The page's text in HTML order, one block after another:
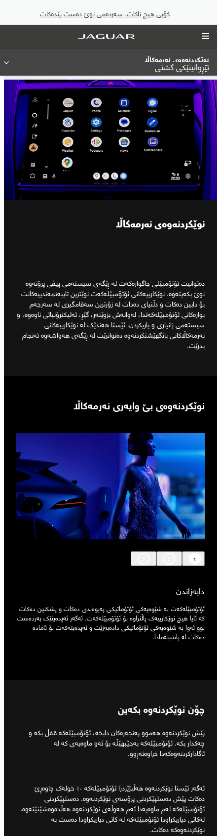
کۆپی هیچ ناکات. سەردەمی نوێ دەست پێدەکات
نوێکردنەوەی نەرمەکاڵا
تێڕوانینێکی گشتی
نوێکردنەوەی نەرمەکاڵا
دەتوانیت ئۆتۆمبێلی جاگوارەکەت لە ڕێگەی سیستەمی پیڤی پرۆتەوە
نوێ بکەیتەوە. نوێکارییەکانی ئۆتۆمبێلەکەت نوێترین تایبەتمەندییەکانت
بۆ دابین دەکات و دڵنیای دەدات لە زۆرترین سەقامگیری لە سەرجەم
بوارەکانی ئۆتۆمبێلەکەتدا، لەوانەش بزوێنەر، گێڕ، ئەلیکترۆنیاتی ناوەوە، و
سیستەمی زانیاری و یاریکردن. ئێستا هەندێک لە نوێکارییەکانی
نەرمەکاڵاکانی بانگهێشتکردنەوە دەتوانرێت لە ڕێگەی هەواشەوە ئەنجام
بدرێت.
نوێکردنەوەی بێ وایەری نەرمەکاڵا
1
دابەزاندن
ئۆتۆمبێلەکەت بە شێوەیەکی ئۆتۆماتیکی پەیوەندی دەکات و پشکنین دەکات
کە ئایا هیچ نوێکارییەک پاڵنراوە بۆ ئۆتۆمبێلەکەت. ئەگەر ئەپدەیتێک بەردەست
بوو ئەوا بە شێوەیەکی ئۆتۆماتیکی دادەبەزێت و ئەپدەیتەکەت بۆ ئامادە
دەکات لە پاشبنەمادا.
چۆن نوێکردنەوە بکەین
پێش نوێکردنەوە هەموو پەنجەرەکان دابخە، ئۆتۆمبێلەکە قفڵ بکە و
چەکدار بکە. ئۆتۆمبێلەکە بەجێبهێڵە بۆ ئەو ماوەیەی کە لە
ئاگادارکردنەوەکەدا خراوەتەڕوو.
ئەگەر ئێستا نوێکردنەوە هەڵبژێردرا ئۆتۆمبێلەکە ١٠ خولەک چاوەڕێ
دەکات پێش دەستپێکردنی پرۆسەی نوێکردنەوە. دەستپێکردنی
ئۆتۆمبێلەکە لەم ماوەیەدا ئەم هەوڵەی نوێکردنەوە هەڵدەوەشێنێتەوە.
لەکاتی دیاریکراودا ئۆتۆمبێلەکە لە کاتی دیاریکراودا دەست بە
نوێکردنەوەکە دەکات.